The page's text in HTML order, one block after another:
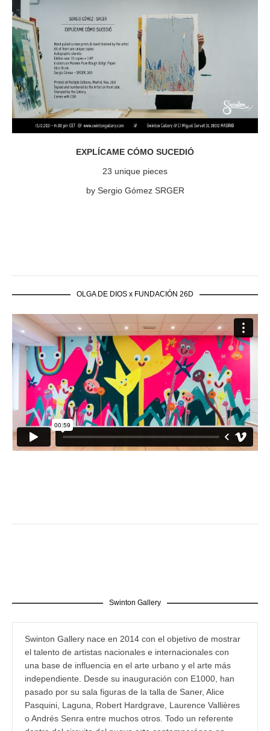
EXPLÍCAME CÓMO SUCEDIÓ
23 unique pieces
by Sergio Gómez SRGER
OLGA DE DIOS x FUNDACIÓN 26D
Swinton Gallery
Swinton Gallery nace en 2014 con el objetivo de mostrar
el talento de artistas nacionales e internacionales con
una base de influencia en el arte urbano y el arte más
independiente. Desde su inauguración con E1000, han
pasado por su sala figuras de la talla de Saner, Alice
Pasquini, Laguna, Robert Hardgrave, Laurence Vallières
o Andrés Senra entre muchos otros. Todo un referente